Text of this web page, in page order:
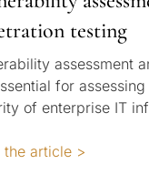
testing
assessment
for
of enterprise IT
the article >